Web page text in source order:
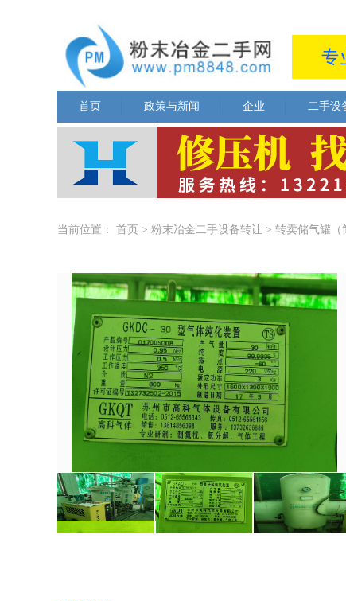
首页 政策与新闻 企业 二手设
当前位置： 首页 > 粉末冶金二手设备转让 > 转卖储气罐（